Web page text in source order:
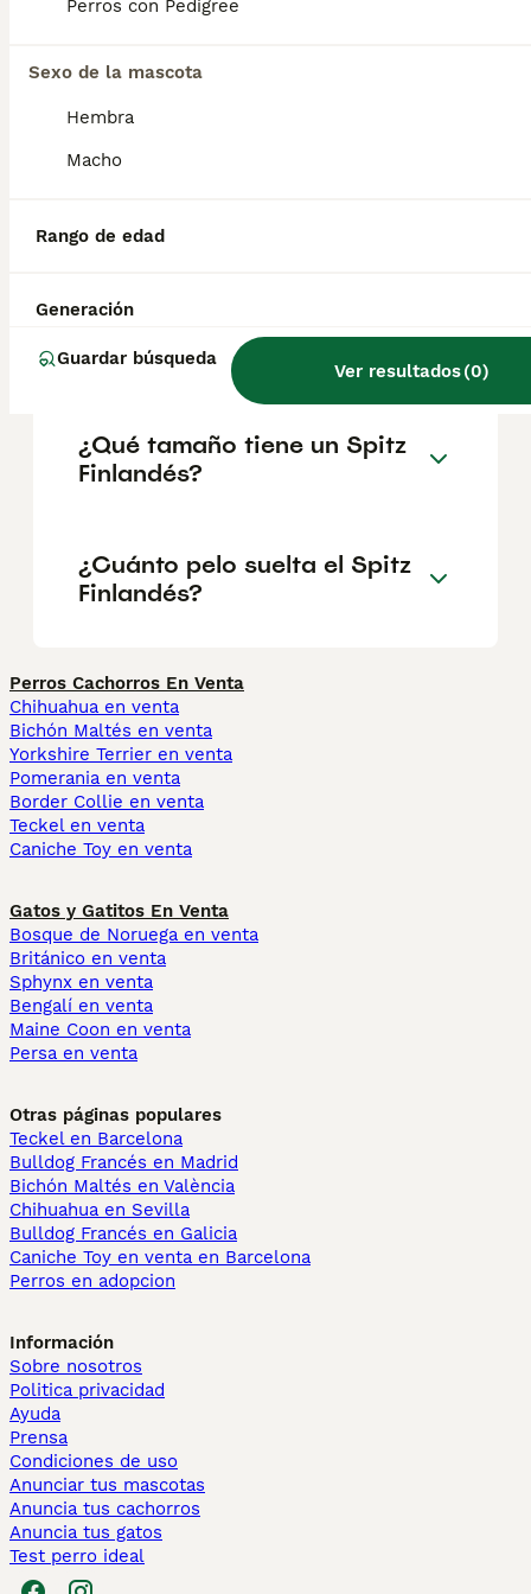
Perros con Pedigree
Sexo de la mascota
Hembra
Macho
Rango de edad
Generación
Guardar búsqueda
Ver resultados(0)
Informarse bien y comparar opciones antes
decisión.
hay?
¿Es el Spitz finlandés un
buen perro de familia?
¿Qué tamaño tiene un Spitz
Finlandés?
¿Cuánto pelo suelta el Spitz
Finlandés?
Perros Cachorros En Venta
Chihuahua en venta
Bichón Maltés en venta
Yorkshire Terrier en venta
Pomerania en venta
Border Collie en venta
Teckel en venta
Caniche Toy en venta
Gatos y Gatitos En Venta
Bosque de Noruega en venta
Británico en venta
Sphynx en venta
Bengalí en venta
Maine Coon en venta
Persa en venta
Otras páginas populares
Teckel en Barcelona
Bulldog Francés en Madrid
Bichón Maltés en València
Chihuahua en Sevilla
Bulldog Francés en Galicia
Caniche Toy en venta en Barcelona
Perros en adopcion
Información
Sobre nosotros
Politica privacidad
Ayuda
Prensa
Condiciones de uso
Anunciar tus mascotas
Anuncia tus cachorros
Anuncia tus gatos
Test perro ideal